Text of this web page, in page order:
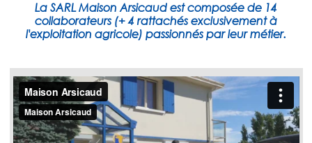
La SARL Maison Arsicaud est composée de 14
collaborateurs (+ 4 rattachés exclusivement à
l'exploitation agricole) passionnés par leur métier.